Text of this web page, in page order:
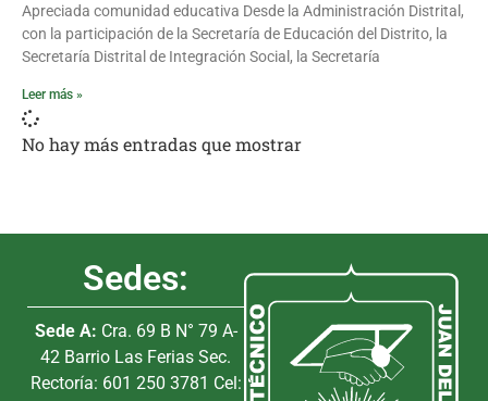
Apreciada comunidad educativa Desde la Administración Distrital,
con la participación de la Secretaría de Educación del Distrito, la
Secretaría Distrital de Integración Social, la Secretaría
Leer más »
No hay más entradas que mostrar
Sedes:
Sede A: Cra. 69 B N° 79 A-
42 Barrio Las Ferias Sec.
Rectoría: 601 250 3781 Cel: